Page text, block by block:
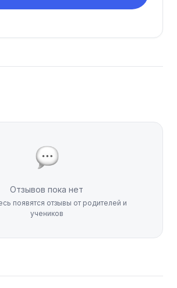
Отзывов пока нет
появятся отзывы от родителей и
учеников